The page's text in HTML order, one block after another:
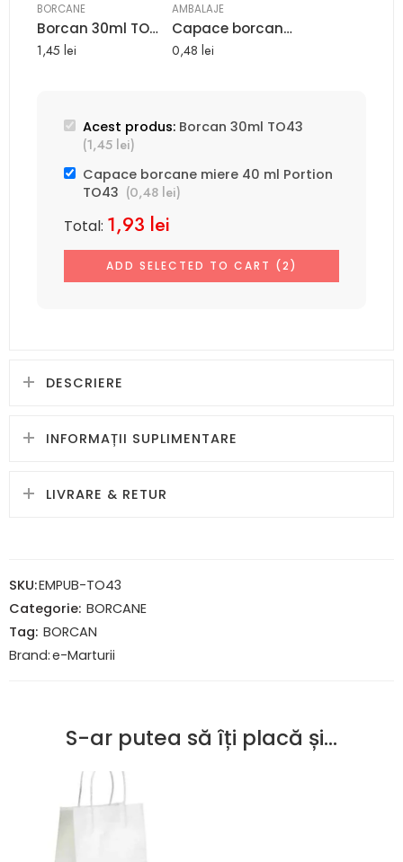
BORCANE
Borcan 30ml TO43
1,45 lei
AMBALAJE
Capace borcane miere 40 ml Portion TO43
0,48 lei
Acest produs: Borcan 30ml TO43
(1,45 lei)
Capace borcane miere 40 ml Portion
TO43 (0,48 lei)
Total: 1,93 lei
ADD SELECTED TO CART (2)
DESCRIERE
INFORMAȚII SUPLIMENTARE
LIVRARE & RETUR
SKU:EMPUB-TO43
Categorie: BORCANE
Tag: BORCAN
Brand:e-Marturii
S-ar putea să îți placă și…